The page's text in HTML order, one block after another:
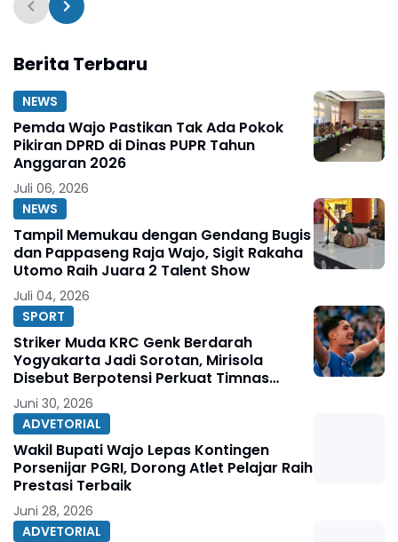
Berita Terbaru
NEWS
Pemda Wajo Pastikan Tak Ada Pokok
Pikiran DPRD di Dinas PUPR Tahun
Anggaran 2026
Juli 06, 2026
NEWS
Tampil Memukau dengan Gendang Bugis
dan Pappaseng Raja Wajo, Sigit Rakaha
Utomo Raih Juara 2 Talent Show
Juli 04, 2026
SPORT
Striker Muda KRC Genk Berdarah
Yogyakarta Jadi Sorotan, Mirisola
Disebut Berpotensi Perkuat Timnas
Indonesia
Juni 30, 2026
ADVETORIAL
Wakil Bupati Wajo Lepas Kontingen
Porsenijar PGRI, Dorong Atlet Pelajar Raih
Prestasi Terbaik
Juni 28, 2026
ADVETORIAL